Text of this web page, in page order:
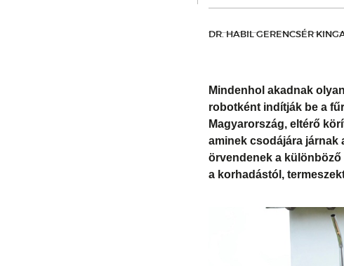
DR. HABIL GERENCSÉR
Mindenhol akadnak
robotként indítják be a
Magyarország, eltérő
aminek csodájára járnak
örvendenek a
a korhadástól,